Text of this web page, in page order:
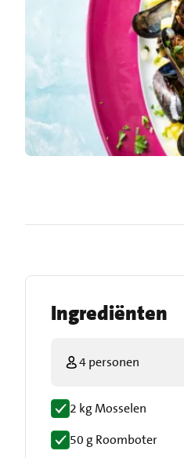
Ingrediënten
4 personen
2 kg Mosselen
50 g Roomboter